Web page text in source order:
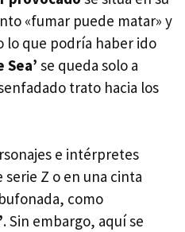
«fumar puede matar» y
lo que podría haber ido
Sea’ se queda solo a
trato hacia los
e intérpretes
Z o en una cinta
como
. Sin embargo, aquí se